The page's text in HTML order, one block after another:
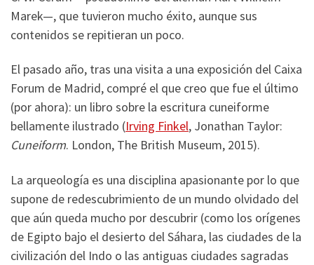
Marek—, que tuvieron mucho éxito, aunque sus
contenidos se repitieran un poco.
El pasado año, tras una visita a una exposición del Caixa
Forum de Madrid, compré el que creo que fue el último
(por ahora): un libro sobre la escritura cuneiforme
bellamente ilustrado (Irving Finkel, Jonathan Taylor:
Cuneiform. London, The British Museum, 2015).
La arqueología es una disciplina apasionante por lo que
supone de redescubrimiento de un mundo olvidado del
que aún queda mucho por descubrir (como los orígenes
de Egipto bajo el desierto del Sáhara, las ciudades de la
civilización del Indo o las antiguas ciudades sagradas